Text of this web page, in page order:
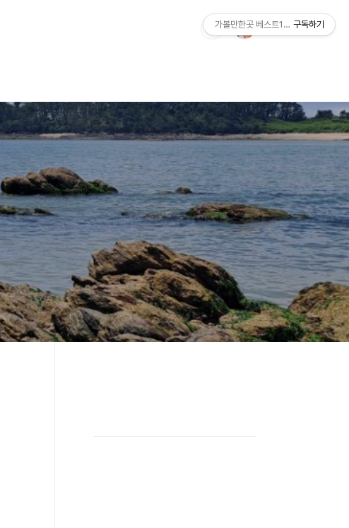
가볼만한곳 베스트10 ZIP구독하기